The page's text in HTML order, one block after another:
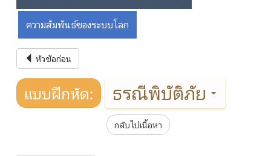
ความสัมพันธ์ของระบบโลก
หัวข้อก่อน
แบบฝึกหัด: ธรณีพิบัติภัย
กลับไปเนื้อหา